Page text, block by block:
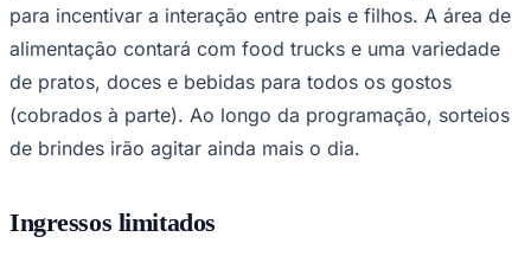
hits infantis e populares, além de diversas atividades
interativas. Monitores estarão à disposição da garotada
para garantir a segurança nas brincadeiras, permitindo
que os pais também possam relaxar e aproveitar o
evento.
"Estamos muito empolgados em abrir esse ambiente
para a comunidade com um evento tão especial como o